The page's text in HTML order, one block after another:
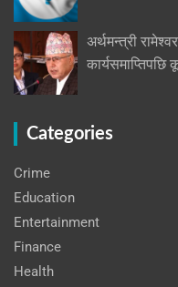
अर्थमन्त्री
कार्यसमाप्तिपछि
Categories
Crime
Education
Entertainment
Finance
Health